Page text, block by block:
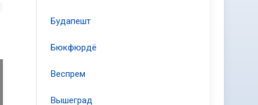
Будапешт
Бюкфюрдё
Веспрем
Вышеград